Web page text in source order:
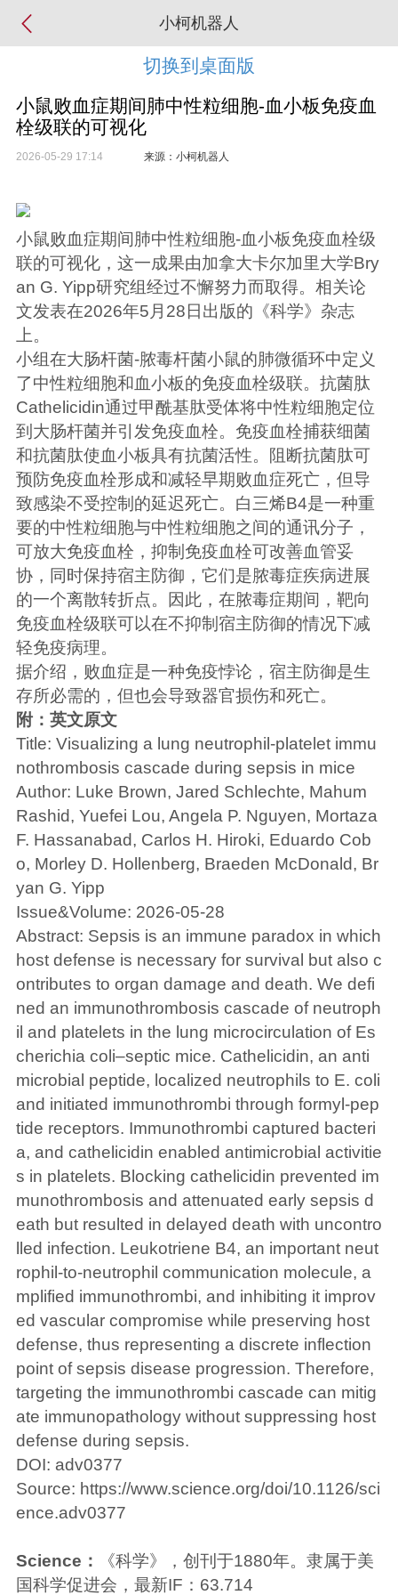
小柯机器人
切换到桌面版
小鼠败血症期间肺中性粒细胞-血小板免疫血
栓级联的可视化
2026-05-29 17:14 来源：小柯机器人
小鼠败血症期间肺中性粒细胞-血小板免疫血栓级
联的可视化，这一成果由加拿大卡尔加里大学Bry
an G. Yipp研究组经过不懈努力而取得。相关论
文发表在2026年5月28日出版的《科学》杂志
上。
小组在大肠杆菌-脓毒杆菌小鼠的肺微循环中定义
了中性粒细胞和血小板的免疫血栓级联。抗菌肽
Cathelicidin通过甲酰基肽受体将中性粒细胞定位
到大肠杆菌并引发免疫血栓。免疫血栓捕获细菌
和抗菌肽使血小板具有抗菌活性。阻断抗菌肽可
预防免疫血栓形成和减轻早期败血症死亡，但导
致感染不受控制的延迟死亡。白三烯B4是一种重
要的中性粒细胞与中性粒细胞之间的通讯分子，
可放大免疫血栓，抑制免疫血栓可改善血管妥
协，同时保持宿主防御，它们是脓毒症疾病进展
的一个离散转折点。因此，在脓毒症期间，靶向
免疫血栓级联可以在不抑制宿主防御的情况下减
轻免疫病理。
据介绍，败血症是一种免疫悖论，宿主防御是生
存所必需的，但也会导致器官损伤和死亡。
附：英文原文
Title: Visualizing a lung neutrophil-platelet immu
nothrombosis cascade during sepsis in mice
Author: Luke Brown, Jared Schlechte, Mahum
Rashid, Yuefei Lou, Angela P. Nguyen, Mortaza
F. Hassanabad, Carlos H. Hiroki, Eduardo Cob
o, Morley D. Hollenberg, Braeden McDonald, Br
yan G. Yipp
Issue&Volume: 2026-05-28
Abstract: Sepsis is an immune paradox in which
host defense is necessary for survival but also c
ontributes to organ damage and death. We defi
ned an immunothrombosis cascade of neutroph
il and platelets in the lung microcirculation of Es
cherichia coli–septic mice. Cathelicidin, an anti
microbial peptide, localized neutrophils to E. coli
and initiated immunothrombi through formyl-pep
tide receptors. Immunothrombi captured bacteri
a, and cathelicidin enabled antimicrobial activitie
s in platelets. Blocking cathelicidin prevented im
munothrombosis and attenuated early sepsis d
eath but resulted in delayed death with uncontro
lled infection. Leukotriene B4, an important neut
rophil-to-neutrophil communication molecule, a
mplified immunothrombi, and inhibiting it improv
ed vascular compromise while preserving host
defense, thus representing a discrete inflection
point of sepsis disease progression. Therefore,
targeting the immunothrombi cascade can mitig
ate immunopathology without suppressing host
defense during sepsis.
DOI: adv0377
Source: https://www.science.org/doi/10.1126/sci
ence.adv0377
Science：
《科学》，创刊于1880年。隶属于美
国科学促进会，最新IF：63.714